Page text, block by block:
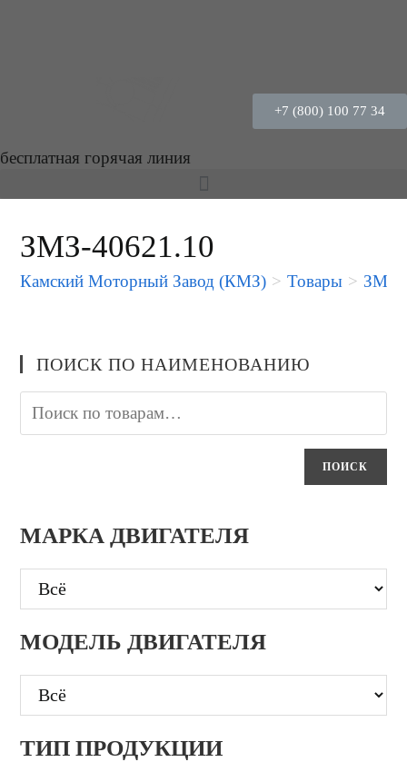
+7 (800) 100 77 34
бесплатная горячая линия
ЗМЗ-40621.10
Камский Моторный Завод (КМЗ) > Товары > ЗМЗ-
ПОИСК ПО НАИМЕНОВАНИЮ
ПОИСК
МАРКА ДВИГАТЕЛЯ
МОДЕЛЬ ДВИГАТЕЛЯ
ТИП ПРОДУКЦИИ